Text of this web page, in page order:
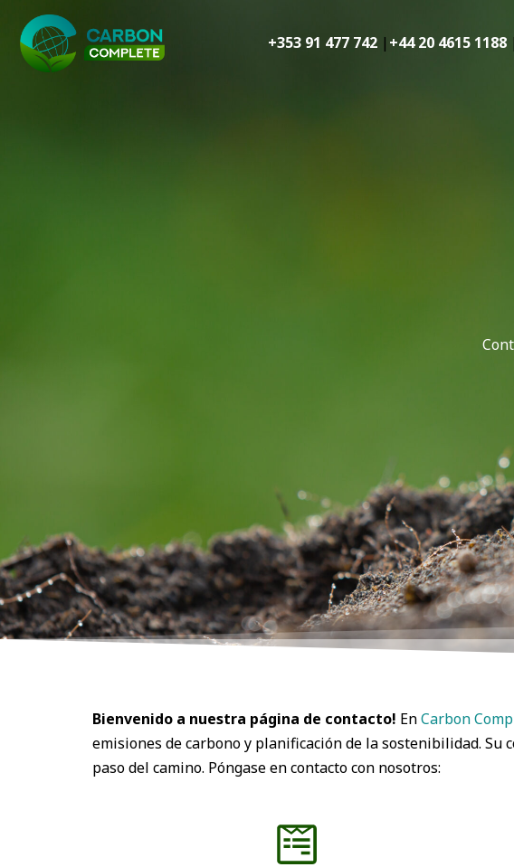
contenido
+353 91 477 742 | +44 20 4615 1188 |
Bienvenido a nuestra página de contacto! EnCarbon
emisiones de carbono y planificación de la sostenibilidad.
paso del camino. Póngase en contacto con nosotros: